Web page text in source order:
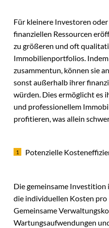
Für kleinere Investoren
finanziellen Ressourcen
zu größeren und oft
Immobilienportfolios.
zusammentun, können sie
sonst außerhalb ihrer
würden. Dies ermöglicht es
und professionellem
profitieren, was allein
Potenzielle
Die gemeinsame
die individuellen Kosten
Gemeinsame
Wartungsaufwendungen